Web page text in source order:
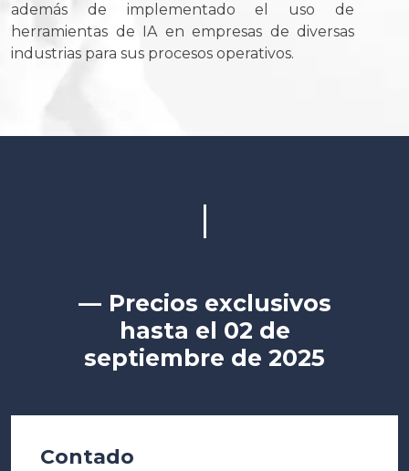
además de implementado el uso de
herramientas de IA en empresas de diversas
industrias para sus procesos operativos.
|
— Precios exclusivos
hasta el 02 de
septiembre de 2025
Contado